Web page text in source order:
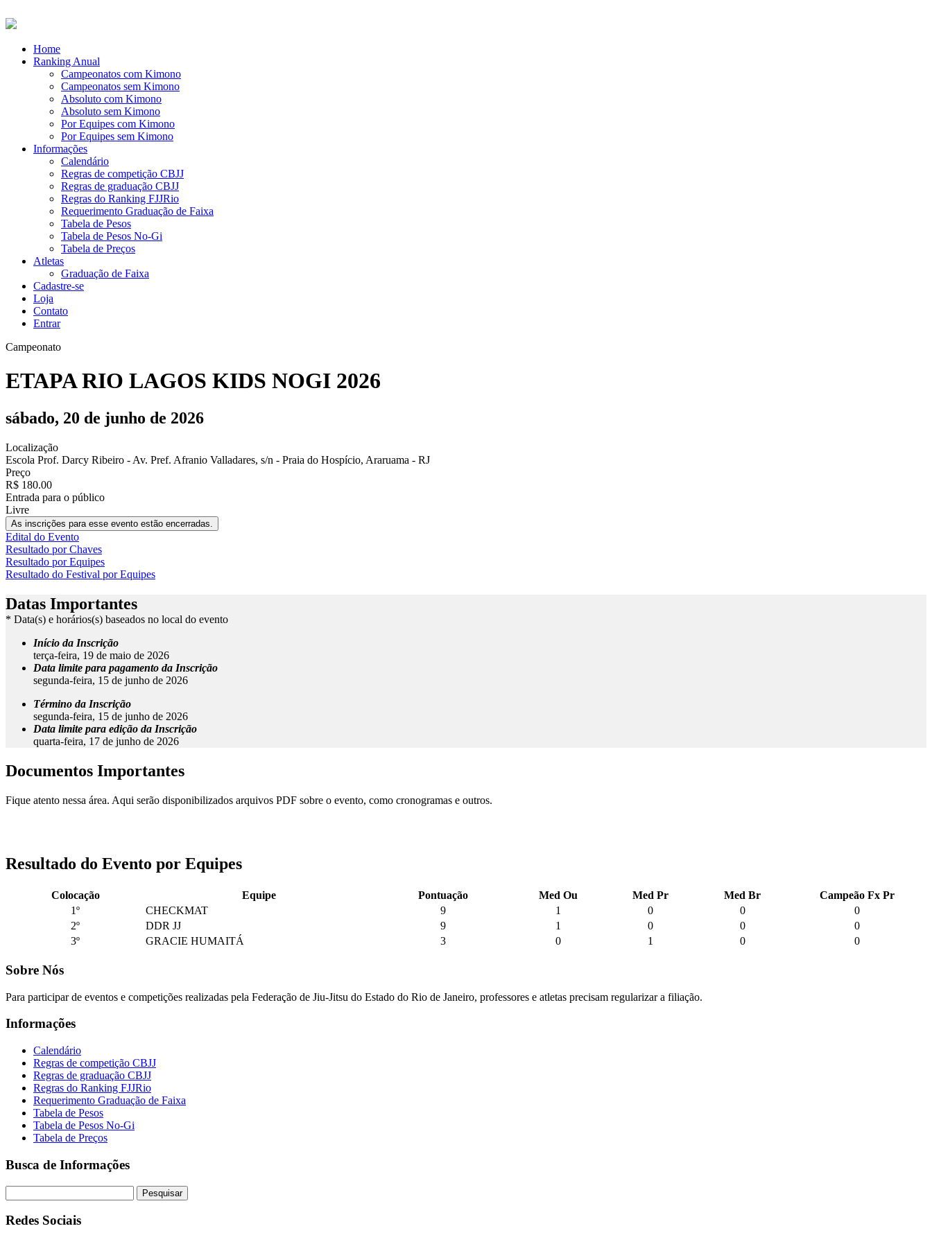
Home
Ranking Anual
Campeonatos com Kimono
Campeonatos sem Kimono
Absoluto com Kimono
Absoluto sem Kimono
Por Equipes com Kimono
Por Equipes sem Kimono
Informações
Calendário
Regras de competição CBJJ
Regras de graduação CBJJ
Regras do Ranking FJJRio
Requerimento Graduação de Faixa
Tabela de Pesos
Tabela de Pesos No-Gi
Tabela de Preços
Atletas
Graduação de Faixa
Cadastre-se
Loja
Contato
Entrar
Campeonato
ETAPA RIO LAGOS KIDS NOGI 2026
sábado, 20 de junho de 2026
Localização
Escola Prof. Darcy Ribeiro - Av. Pref. Afranio Valladares, s/n - Praia do Hospício, Araruama - RJ
Preço
R$ 180.00
Entrada para o público
Livre
As inscrições para esse evento estão encerradas.
Edital do Evento
Resultado por Chaves
Resultado por Equipes
Resultado do Festival por Equipes
Datas Importantes
* Data(s) e horários(s) baseados no local do evento
Início da Inscrição
terça-feira, 19 de maio de 2026
Data limite para pagamento da Inscrição
segunda-feira, 15 de junho de 2026
Término da Inscrição
segunda-feira, 15 de junho de 2026
Data limite para edição da Inscrição
quarta-feira, 17 de junho de 2026
Documentos Importantes
Fique atento nessa área. Aqui serão disponibilizados arquivos PDF sobre o evento, como cronogramas e outros.
Resultado do Evento por Equipes
Colocação Equipe Pontuação Med Ou Med Pr Med Br
Campeão Fx Pr
1º
CHECKMAT 9 1 0 0
0
2º
DDR JJ 9 1 0 0
0
3º
GRACIE HUMAITÁ 3 0 1 0 0
Sobre Nós
Para participar de eventos e competições realizadas pela Federação de Jiu-Jitsu do Estado do Rio de Janeiro, professores e atletas precisam regularizar a filiação.
Informações
Calendário
Regras de competição CBJJ
Regras de graduação CBJJ
Regras do Ranking FJJRio
Requerimento Graduação de Faixa
Tabela de Pesos
Tabela de Pesos No-Gi
Tabela de Preços
Busca de Informações
Redes Sociais